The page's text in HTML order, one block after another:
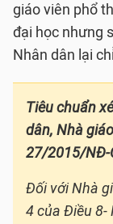
giáo viên phổ
đại học nhưng
Nhân dân lại
Tiêu chuẩn
dân, Nhà
27/2015/NĐ-
Đối với Nhà
4 của Điều